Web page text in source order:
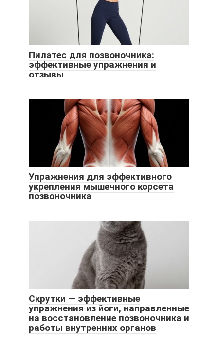
Пилатес для позвоночника:
эффективные упражнения и
отзывы
Упражнения для эффективного
укрепления мышечного корсета
позвоночника
Скрутки — эффективные
упражнения из йоги, направленные
на восстановление позвоночника и
работы внутренних органов